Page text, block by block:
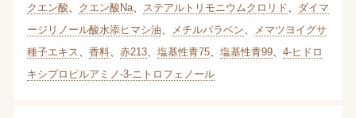
クエン酸
クエン酸Na、 ステアルトリモニウムクロリド
ダイマ
ージリノール酸水添ヒマシ油
メチルパラベン
メマツヨイグサ
種子エキス
香料、 赤213、 塩基性青75、 塩基性青99、 4-ヒドロ
キシプロピルアミノ-3-ニトロフェノール